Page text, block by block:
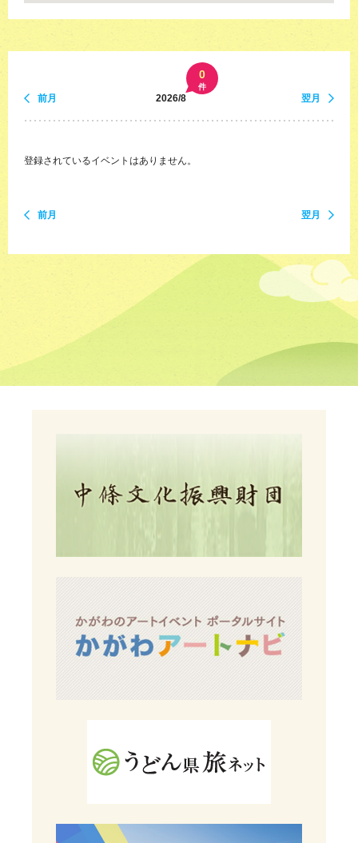
前月 2026/8
0
件
翌月
登録されているイベントはありません。
前月 翌月